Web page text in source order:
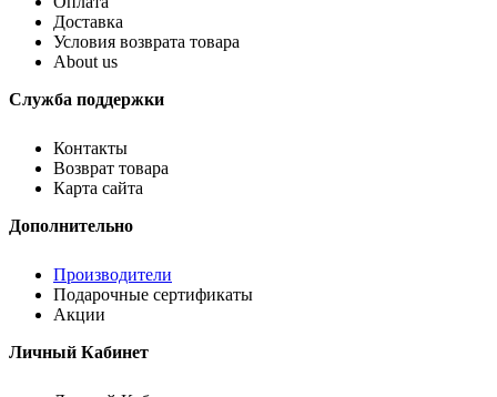
Доставка
Условия возврата товара
About us
Служба поддержки
Контакты
Возврат товара
Карта сайта
Дополнительно
Производители
Подарочные сертификаты
Акции
Личный Кабинет